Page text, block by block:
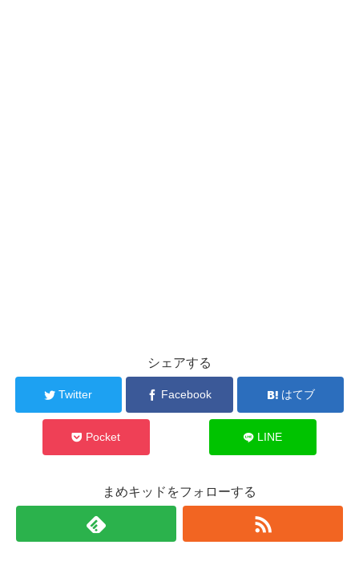
シェアする
Twitter Facebook はてブ
Pocket LINE
まめキッドをフォローする